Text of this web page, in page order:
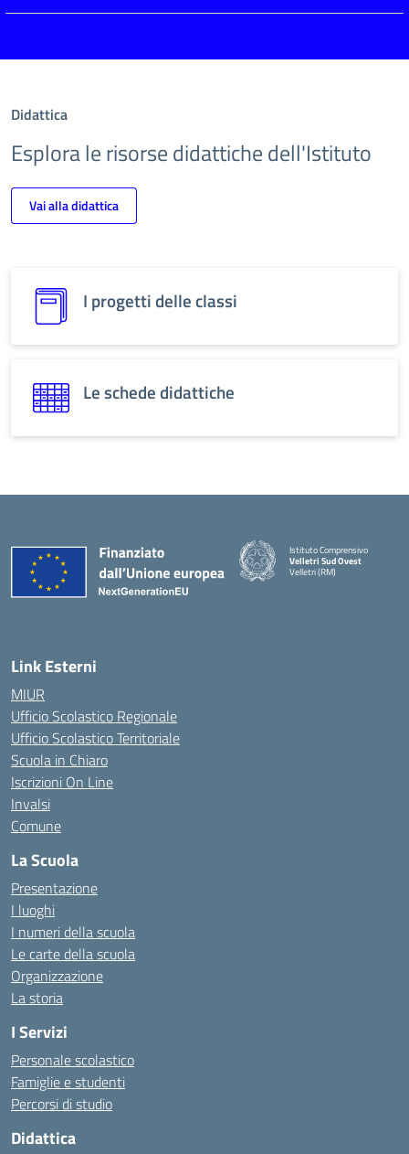
Didattica
Esplora le risorse didattiche dell'Istituto
Vai alla didattica
I progetti delle classi
Le schede didattiche
Istituto Comprensivo
Velletri Sud Ovest
Velletri (RM)
Link Esterni
MIUR
Ufficio Scolastico Regionale
Ufficio Scolastico Territoriale
Scuola in Chiaro
Iscrizioni On Line
Invalsi
Comune
La Scuola
Presentazione
I luoghi
I numeri della scuola
Le carte della scuola
Organizzazione
La storia
I Servizi
Personale scolastico
Famiglie e studenti
Percorsi di studio
Didattica